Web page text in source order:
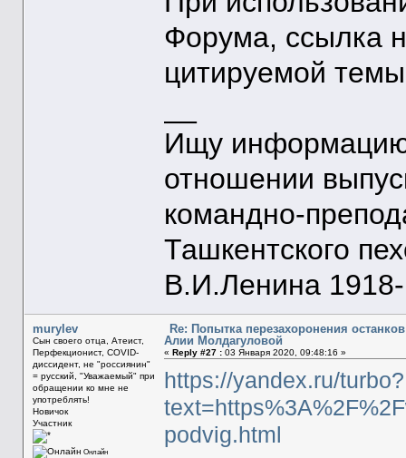
Форума, ссылка
цитируемой
Ищу информацию
отношении
командно-
Ташкентского
В.И.Ленина 1918-
murylev
Сын своего отца, Атеист,
Перфекционист, COVID-
диссидент, не "россиянин"
= русский, "Уважаемый" при
обращении ко мне не
употреблять!
Новичок
Участник
Онлайн
Re: Попытка перезахоронения
Алии Молдагуловой
« Reply #27 :03 Января 2020, 09:48:16 »
https://yandex.ru/turbo?
podvig.html